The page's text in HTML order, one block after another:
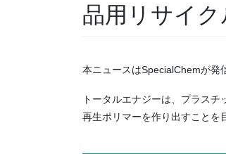
品用リサイ
本ニュースはSpecialChemが発
トータルエナジーは、プラス
再生ポリマーを作り出すことを